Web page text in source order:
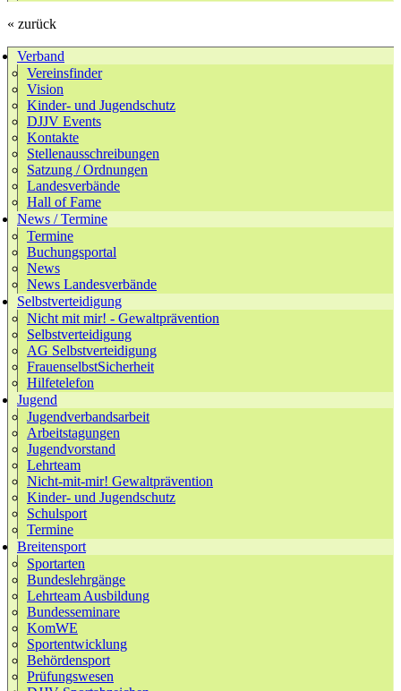
« zurück
Verband
Vereinsfinder
Vision
Kinder- und Jugendschutz
DJJV Events
Kontakte
Stellenausschreibungen
Satzung / Ordnungen
Landesverbände
Hall of Fame
News / Termine
Termine
Buchungsportal
News
News Landesverbände
Selbstverteidigung
Nicht mit mir! - Gewaltprävention
Selbstverteidigung
AG Selbstverteidigung
FrauenselbstSicherheit
Hilfetelefon
Jugend
Jugendverbandsarbeit
Arbeitstagungen
Jugendvorstand
Lehrteam
Nicht-mit-mir! Gewaltprävention
Kinder- und Jugendschutz
Schulsport
Termine
Breitensport
Sportarten
Bundeslehrgänge
Lehrteam Ausbildung
Bundesseminare
KomWE
Sportentwicklung
Behördensport
Prüfungswesen